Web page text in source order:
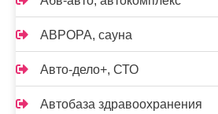
АВРОРА, сауна
Авто-дело+, СТО
Автобаза здравоохранения